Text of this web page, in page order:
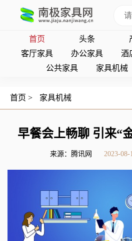
首页 头条
客厅家具
办公家具 酒
公共家具
家具机械
首页 > 家具机械
早餐会上畅聊 引来“
来源：腾讯网 2023-08-